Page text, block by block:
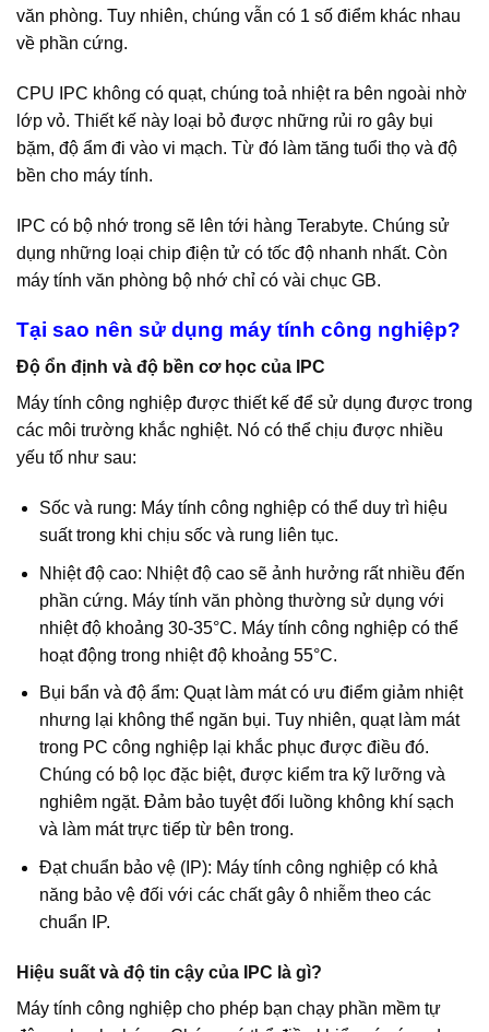
văn phòng. Tuy nhiên, chúng vẫn có 1 số điểm khác nhau
về phần cứng.
CPU IPC không có quạt, chúng toả nhiệt ra bên ngoài nhờ
lớp vỏ. Thiết kế này loại bỏ được những rủi ro gây bụi
bặm, độ ẩm đi vào vi mạch. Từ đó làm tăng tuổi thọ và độ
bền cho máy tính.
IPC có bộ nhớ trong sẽ lên tới hàng Terabyte. Chúng sử
dụng những loại chip điện tử có tốc độ nhanh nhất. Còn
máy tính văn phòng bộ nhớ chỉ có vài chục GB.
Tại sao nên sử dụng máy tính công nghiệp?
Độ ổn định và độ bền cơ học của IPC
Máy tính công nghiệp được thiết kế để sử dụng được trong
các môi trường khắc nghiệt. Nó có thể chịu được nhiều
yếu tố như sau:
Sốc và rung: Máy tính công nghiệp có thể duy trì hiệu
suất trong khi chịu sốc và rung liên tục.
Nhiệt độ cao: Nhiệt độ cao sẽ ảnh hưởng rất nhiều đến
phần cứng. Máy tính văn phòng thường sử dụng với
nhiệt độ khoảng 30-35°C. Máy tính công nghiệp có thể
hoạt động trong nhiệt độ khoảng 55°C.
Bụi bẩn và độ ẩm: Quạt làm mát có ưu điểm giảm nhiệt
nhưng lại không thể ngăn bụi. Tuy nhiên, quạt làm mát
trong PC công nghiệp lại khắc phục được điều đó.
Chúng có bộ lọc đặc biệt, được kiểm tra kỹ lưỡng và
nghiêm ngặt. Đảm bảo tuyệt đối luồng không khí sạch
và làm mát trực tiếp từ bên trong.
Đạt chuẩn bảo vệ (IP): Máy tính công nghiệp có khả
năng bảo vệ đối với các chất gây ô nhiễm theo các
chuẩn IP.
Hiệu suất và độ tin cậy của IPC là gì?
Máy tính công nghiệp cho phép bạn chạy phần mềm tự